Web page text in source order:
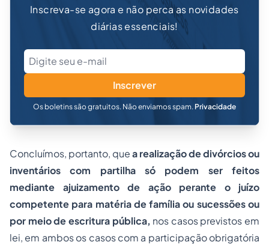
Inscreva-se agora e não perca as novidades
diárias essenciais!
Inscrever
Os boletins são gratuitos. Não enviamos spam. Privacidade
Concluímos, portanto, quea realização de divórcios ou
inventários com partilha só podem ser feitos
mediante ajuizamento de ação perante o juízo
competente para matéria de família ou sucessões ou
por meio de escritura pública, nos casos previstos em
lei, em ambos os casos com a participação obrigatória